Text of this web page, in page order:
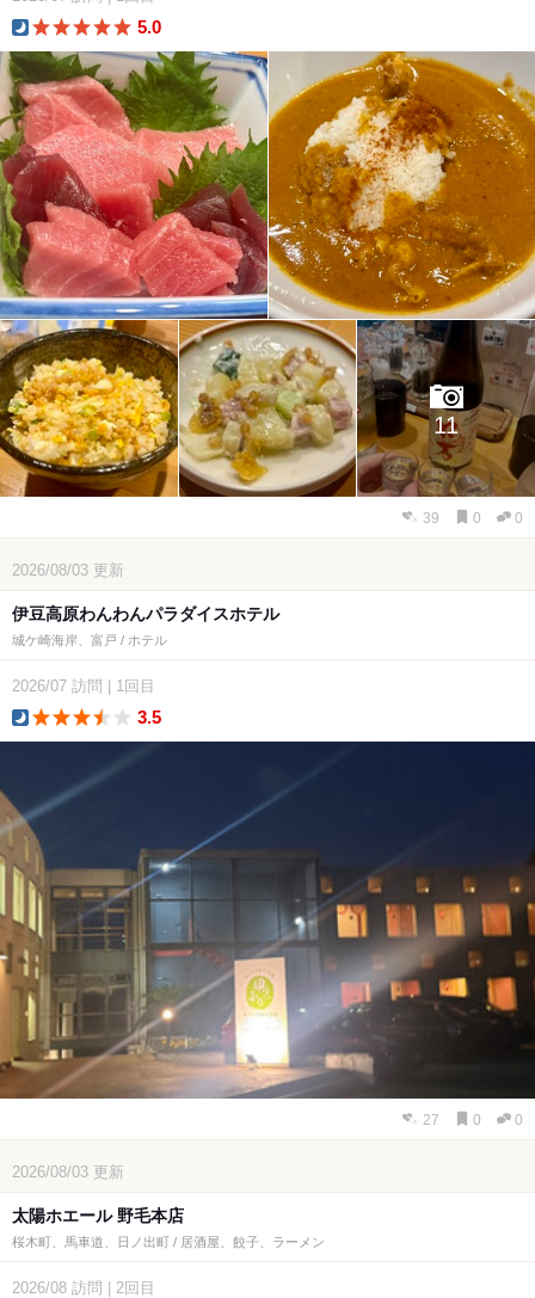
5.0
11
39 0 0
2026/08/03 更新
伊豆高原わんわんパラダイスホテル
城ケ崎海岸、富戸 / ホテル
2026/07 訪問 1回目
3.5
27 0 0
2026/08/03 更新
太陽ホエール 野毛本店
桜木町、馬車道、日ノ出町 / 居酒屋、餃子、ラーメン
2026/08 訪問 2回目